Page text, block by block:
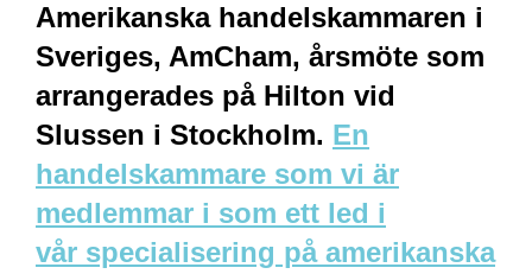
Amerikanska handelskammaren i
Sveriges, AmCham, årsmöte som
arrangerades på Hilton vid
Slussen i Stockholm. En
handelskammare som vi är
medlemmar i som ett led i
vår specialisering på amerikanska